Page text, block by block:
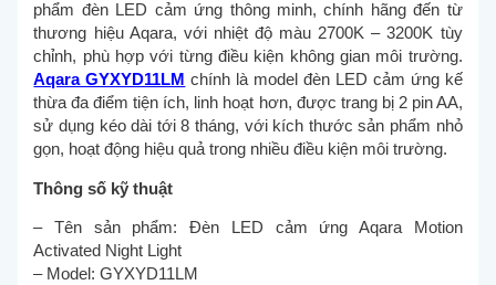
phẩm đèn LED cảm ứng thông minh, chính hãng đến từ
thương hiệu Aqara, với nhiệt độ màu 2700K – 3200K tùy
chỉnh, phù hợp với từng điều kiện không gian môi trường.
Aqara GYXYD11LM chính là model đèn LED cảm ứng kế
thừa đa điểm tiện ích, linh hoạt hơn, được trang bị 2 pin AA,
sử dụng kéo dài tới 8 tháng, với kích thước sản phẩm nhỏ
gọn, hoạt động hiệu quả trong nhiều điều kiện môi trường.
Thông số kỹ thuật
– Tên sản phẩm: Đèn LED cảm ứng Aqara Motion
Activated Night Light
– Model: GYXYD11LM